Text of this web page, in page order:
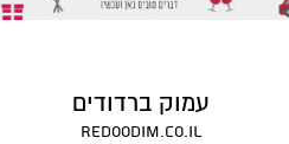
עמוק ברדודים
redoodim.co.il